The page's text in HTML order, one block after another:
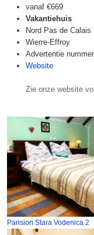
vanaf €669
Vakantiehuis
Nord Pas de Calais
Wierre-Effroy
Advertentie
Website
Zie onze website
Pansion Stara Vodenica 2